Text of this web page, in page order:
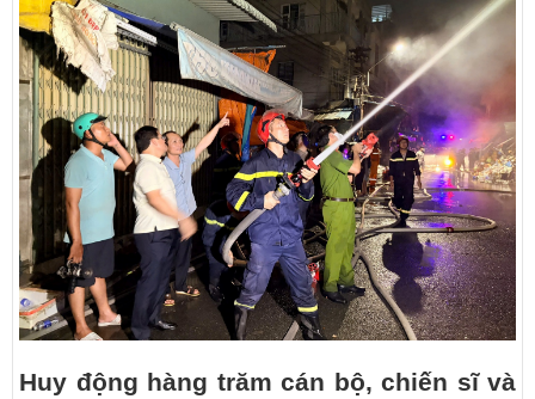
Huy động hàng trăm cán bộ, chiến sĩ và